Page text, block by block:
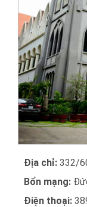
Địa chỉ: 332/
Bổn mạng:
Điện thoại: